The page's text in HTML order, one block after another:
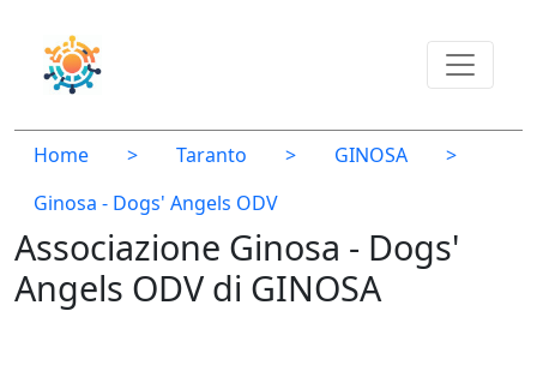
Home > Taranto > GINOSA
>
Ginosa - Dogs' Angels ODV
Associazione Ginosa - Dogs'
Angels ODV di GINOSA